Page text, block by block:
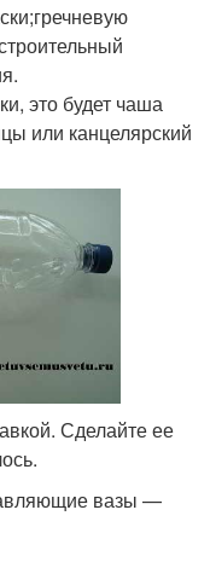
это будет чаша
или канцелярский
Сделайте ее
вазы —